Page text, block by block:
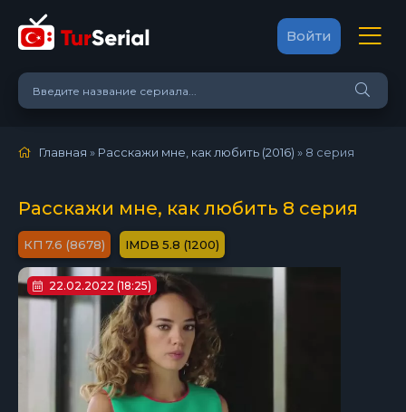
Войти
Главная » Расскажи мне, как любить (2016) » 8 серия
Расскажи мне, как любить 8 серия
7.6 (8678) 5.8 (1200)
22.02.2022 (18:25)